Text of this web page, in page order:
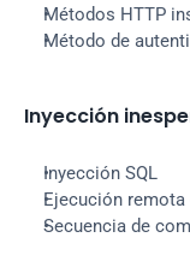
Métodos HTTP
Método de
Inyección
Inyección SQL
Ejecución
Secuencia de